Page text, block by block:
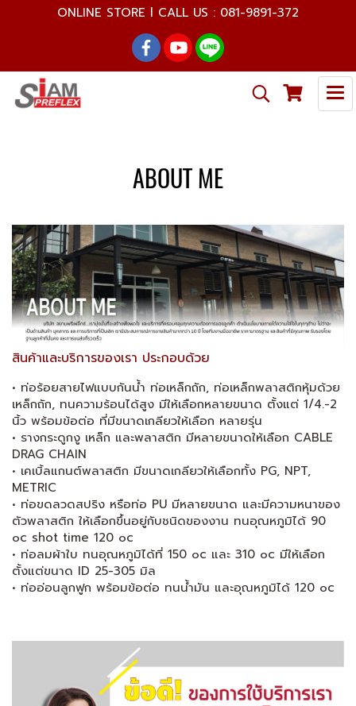
ONLINE STORE l CALL US : 081-9891-372
ABOUT ME
สินค้าและบริการของเรา ประกอบด้วย
• ท่อร้อยสายไฟแบบกันนํ้า ท่อเหล็กถัก, ท่อเหล็กพลาสติกหุ้มด้วย
เหล็กถัก, ทนความร้อนได้สูง มีให้เลือกหลายขนาด ตั้งแต่ 1/4.-2
นิ้ว พร้อมข้อต่อ ที่มีขนาดเกลียวให้เลือก หลายรุ่น
• รางกระดูกงู เหล็ก และพลาสติก มีหลายขนาดให้เลือก CABLE
DRAG CHAIN
• เคเบิ้ลแกนต์พลาสติก มีขนาดเกลียวให้เลือกทั้ง PG, NPT,
METRIC
• ท่อขดลวดสปริง หรือท่อ PU มีหลายขนาด และมีความหนาของ
ตัวพลาสติก ให้เลือกขึ้นอยู่กับชนิดของงาน ทนอุณหภูมิได้ 90
๐c shot time 120 ๐c
• ท่อลมผ้าใบ ทนอุณหภูมิได้ที่ 150 ๐c และ 310 ๐c มีให้เลือก
ตั้งแต่ขนาด ID 25-305 มิล
• ท่ออ่อนลูกฟูก พร้อมข้อต่อ ทนนํ้ามัน และอุณหภูมิได้ 120 ๐c